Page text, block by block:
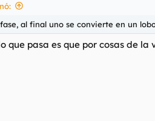
al final uno se convierte en un
que pasa es que por cosas de la